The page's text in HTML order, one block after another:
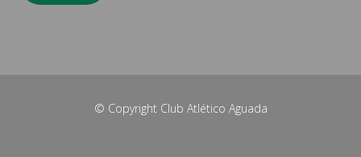
© Copyright Club Atlético Aguada